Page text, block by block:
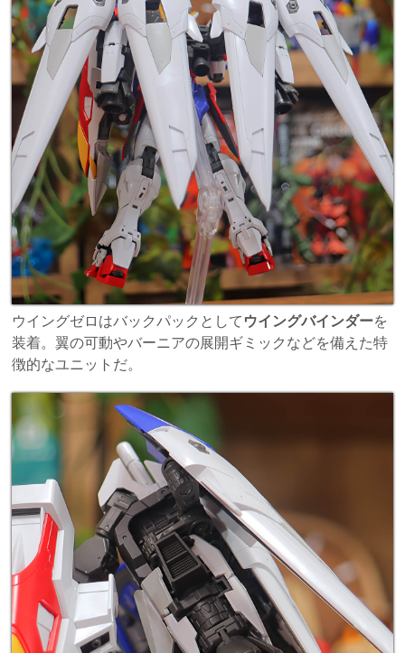
ウイングゼロはバックパックとして ウイングバインダーを
装着。翼の可動やバーニアの展開ギミックなどを備えた特
徴的なユニットだ。